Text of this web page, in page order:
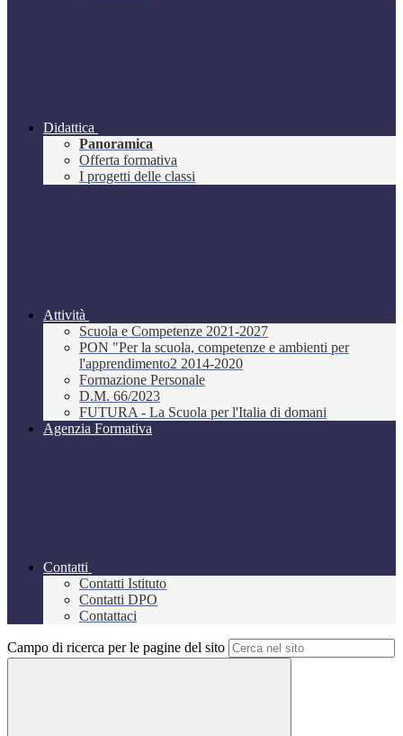
Didattica
Panoramica
Offerta formativa
I progetti delle classi
Attività
Scuola e Competenze 2021-2027
PON "Per la scuola, competenze e ambienti per
l'apprendimento2 2014-2020
Formazione Personale
D.M. 66/2023
FUTURA - La Scuola per l'Italia di domani
Agenzia Formativa
Contatti
Contatti Istituto
Contatti DPO
Contattaci
Campo di ricerca per le pagine del sito